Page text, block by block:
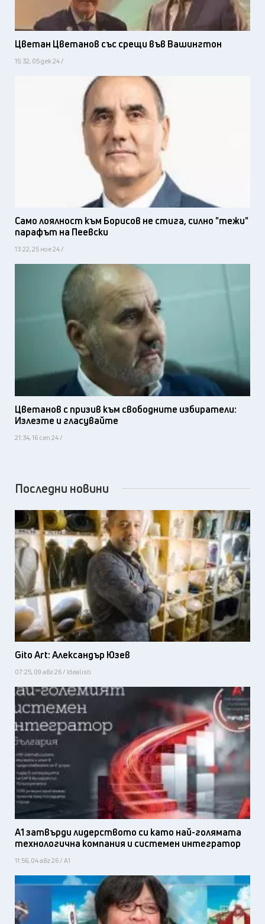
Цветан Цветанов със срещи във Вашингтон
15:32, 05 дек 24 /
Само лоялност към Борисов не стига, силно "тежи"
парафът на Пеевски
13:22, 25 ное 24 /
Цветанов с призив към свободните избиратели:
Излезте и гласувайте
21:34, 16 сеп 24 /
Последни новини
Gito Art: Александър Юзев
07:25, 09 авг 26 / Idealisti
А1 затвърди лидерството си като най-голямата
технологична компания и системен интегратор
11:56, 04 авг 26 / А1